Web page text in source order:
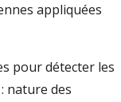
appliquées
pour détecter les
nature des